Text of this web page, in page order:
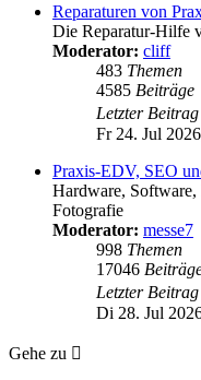
Reparaturen von
Die Reparatur-Hilfe
Moderator: cliff
483 Themen
4585 Beiträge
Letzter Beitrag
Fr 24. Jul
Praxis-EDV, SEO
Hardware,
Fotografie
Moderator: messe7
998 Themen
17046
Letzter Beitrag
Di 28. Jul
Gehe zu